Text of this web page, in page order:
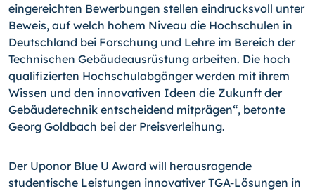
eingereichten Bewerbungen stellen ein­drucksvoll unter
Beweis, auf welch hohem Niveau die Hochschulen in
Deutschland bei Forschung und Lehre im Bereich der
Technischen Gebäudeausrüstung arbeiten. Die hoch
qualifizierten Hochschulabgänger werden mit ihrem
Wissen und den innovativen Ideen die Zukunft der
Gebäudetechnik entscheidend mitprägen“, betonte
Georg Gold­bach bei der Preisverleihung.
Der Uponor Blue U Award will herausragende
studentische Leistungen innovativer TGA-Lösungen in